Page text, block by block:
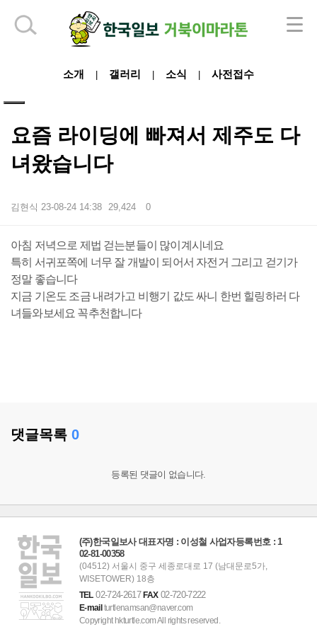
소개 갤러리 소식 사전접수
요즘 라이딩에 빠져서 제주도 다
녀왔습니다
김현식 23-08-24 14:38 29,424 0
본문
아침 저녁으로 제법 걷는분들이 많이계시네요
특히 서귀포쪽에 너무 잘 개발이 되어서 자전거 그리고 걷기가
정말 좋습니다
지금 기온도 조금 내려가고 비행기 값도 싸니 한번 힐링하러 다
녀들와보세요 꼭추천합니다
댓글목록 0
등록된 댓글이 없습니다.
하단 영역
(주)한국일보사 대표자명 : 이성철 사업자등록번호 : 1
02-81-00358
(04512) 서울시 중구 세종로대로 17 (남대문로5가,
WISETOWER) 18층
TEL02-724-2617FAX02-720-7222
E-mailturtlenamsan@naver.com
Copyright hkturtle.com All rights reserved.